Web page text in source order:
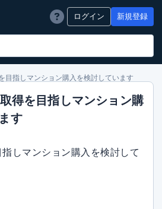
ログイン 新規登録
目指しマンション購入を検討しています
得を目指しマンション購
す
しマンション購入を検討して